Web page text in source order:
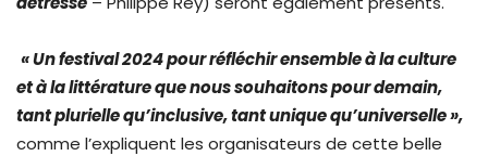
« Un festival 2024 pour réfléchir ensemble à la culture
et à la littérature que nous souhaitons pour demain,
tant plurielle qu’inclusive, tant unique qu’universelle »,
comme l’expliquent les organisateurs de cette belle